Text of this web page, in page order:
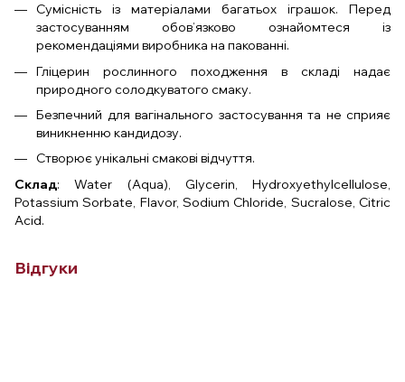
Сумісність із матеріалами багатьох іграшок. Перед
застосуванням обов’язково ознайомтеся із
рекомендаціями виробника на пакованні.
Гліцерин рослинного походження в складі надає
природного солодкуватого смаку.
Безпечний для вагінального застосування та не сприяє
виникненню кандидозу.
Створює унікальні смакові відчуття.
Склад: Water (Aqua), Glycerin, Hydroxyethylcellulose,
Potassium Sorbate, Flavor, Sodium Chloride, Sucralose, Citric
Acid.
Відгуки